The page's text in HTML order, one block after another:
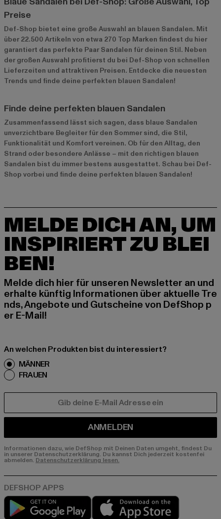
Preise
Def-Shop bietet eine große Auswahl an blauen Sandalen. Mit
über 22.500 Artikeln von etwa 270 Top Marken findest du hier
garantiert das perfekte Paar Sandalen für deinen Stil. Neben
der großen Auswahl profitierst du bei Def-Shop von schnellen
Lieferzeiten und attraktiven Preisen. Entdecke die neuesten
Trends und finde deine perfekten blauen Sandalen!
Finde deine perfekten blauen Sandalen
Zusammenfassend lässt sich sagen, dass blaue Sandalen
unverzichtbare Begleiter für den Sommer sind, die Stil,
Funktionalität und Komfort vereinen. Ob für den Alltag, den
Strand oder besondere Anlässe – mit den richtigen blauen
Sandalen bist du immer bestens ausgestattet. Schau bei Def-
Shop vorbei und finde deine perfekten blauen Sandalen!
MELDE DICH AN, UM
INSPIRIERT ZU BLEI
BEN!
Melde dich hier für unseren Newsletter an und
erhalte künftig Informationen über aktuelle Tre
nds, Angebote und Gutscheine von DefShop p
er E-Mail!
An welchen Produkten bist du interessiert?
MÄNNER
FRAUEN
ANMELDEN
Informationen dazu, wie DefShop mit Deinen Daten umgeht, findest Du
in unserer Datenschutzerklärung. Du kannst Dich jederzeit kostenfei
abmelden.Datenschutzerklärung lesen.
Play market